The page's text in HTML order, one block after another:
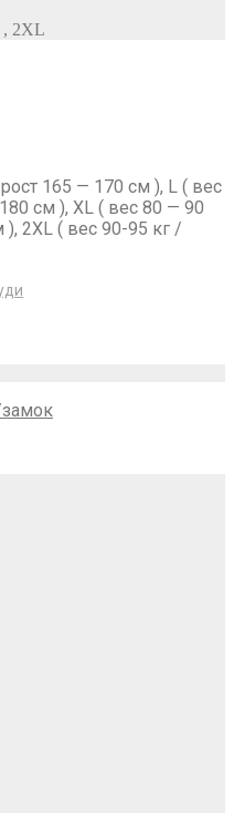
2XL
165 — 170 см ), L ( вес
см ), XL ( вес 80 — 90
), 2XL ( вес 90-95 кг /